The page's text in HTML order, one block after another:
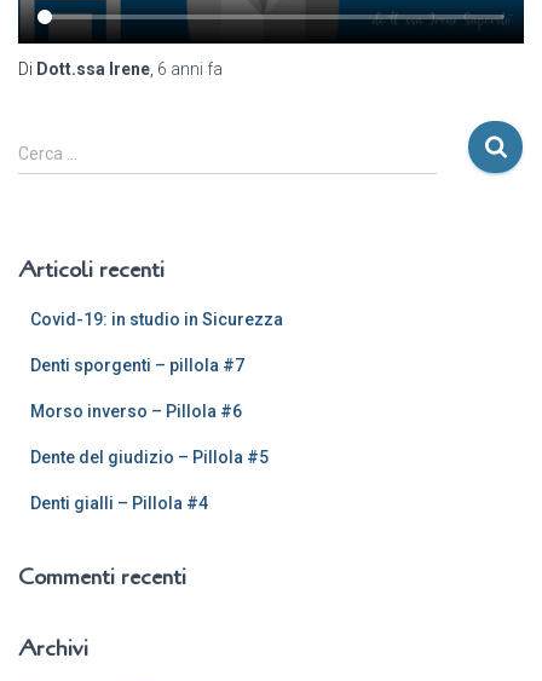
Di Dott.ssa Irene 6 anni fa
R
i
c
Cerca …
Articoli recenti
Covid-19: in studio in Sicurezza
Denti sporgenti – pillola #7
Morso inverso – Pillola #6
Dente del giudizio – Pillola #5
Denti gialli – Pillola #4
Commenti recenti
Archivi